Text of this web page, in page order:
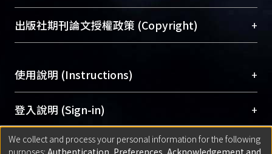
To permanently archive and promote researcher
profiles and scholarly works, Library integrates the
services of “NTU Repository” with “Academic
開放取用是從使用者角度提升資訊取用性的社會運
動，應用在學術研究上是透過將研究著作公開供使
用逐年攀升。同時可加速研究發展、提升研究影響
Archive）平台。 （點選深入了解OA）
出版社期刊論文授權政策 (Copyright) +
含部分內容的版權非匯入者所有，或由第三方贊
助與合作完成，請確認該版權所有者及第三方同
意提供此授權。
Please represent that the submission is your
original work, and that you have the right to
使用說明 (Instructions) +
網站簡介(Quickstart Guide)
使用手冊(Instruction Manual)
線上預約服務(Booking Service)
登入說明 (Sign-in) +
方案一：臺灣大學計算機中心帳號登入
匯入著作 (Submission) +
We collect and process your personal information for the following
purposes: Authentication, Preferences, Acknowledgement and